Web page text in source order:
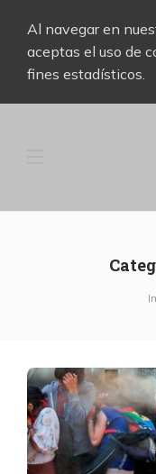
Al navegar en
aceptas el uso de
fines estadísticos.